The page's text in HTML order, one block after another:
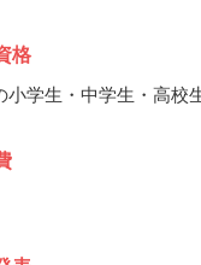
格
小学生・中学生・高校